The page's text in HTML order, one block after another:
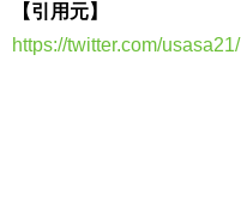
【引用元】
https://twitter.com/usasa21/